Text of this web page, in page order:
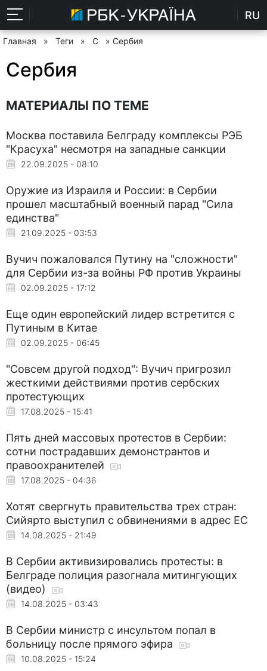
RU
Главная » Теги » С » Сербия
Сербия
МАТЕРИАЛЫ ПО ТЕМЕ
Москва поставила Белграду комплексы РЭБ
"Красуха" несмотря на западные санкции
22.09.2025 - 08:10
Оружие из Израиля и России: в Сербии
прошел масштабный военный парад "Сила
единства"
21.09.2025 - 03:53
Вучич пожаловался Путину на "сложности"
для Сербии из-за войны РФ против Украины
02.09.2025 - 17:12
Еще один европейский лидер встретится с
Путиным в Китае
02.09.2025 - 06:45
"Совсем другой подход": Вучич пригрозил
жесткими действиями против сербских
протестующих
17.08.2025 - 15:41
Пять дней массовых протестов в Сербии:
сотни пострадавших демонстрантов и
правоохранителей
17.08.2025 - 04:36
Хотят свергнуть правительства трех стран:
Сийярто выступил с обвинениями в адрес ЕС
14.08.2025 - 21:49
В Сербии активизировались протесты: в
Белграде полиция разогнала митингующих
(видео)
14.08.2025 - 03:43
В Сербии министр с инсультом попал в
больницу после прямого эфира
10.08.2025 - 15:24